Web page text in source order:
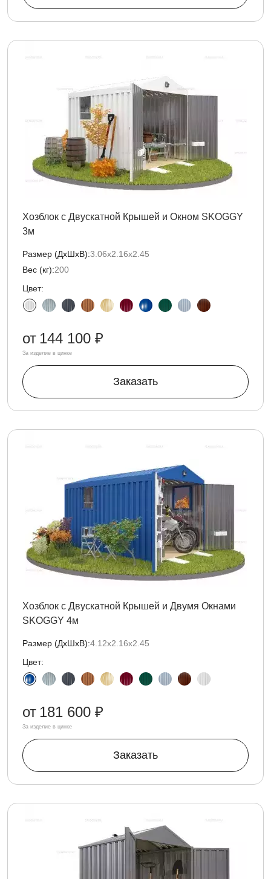
Хозблок с Двускатной Крышей и Окном SKOGGY
3м
Размер (ДxШxВ):3.06х2.16х2.45
Вес (кг):200
Цвет:
от 144 100 ₽
За изделие в цинке
Заказать
Хозблок с Двускатной Крышей и Двумя Окнами
SKOGGY 4м
Размер (ДxШxВ):4.12х2.16х2.45
Цвет:
от 181 600 ₽
За изделие в цинке
Заказать